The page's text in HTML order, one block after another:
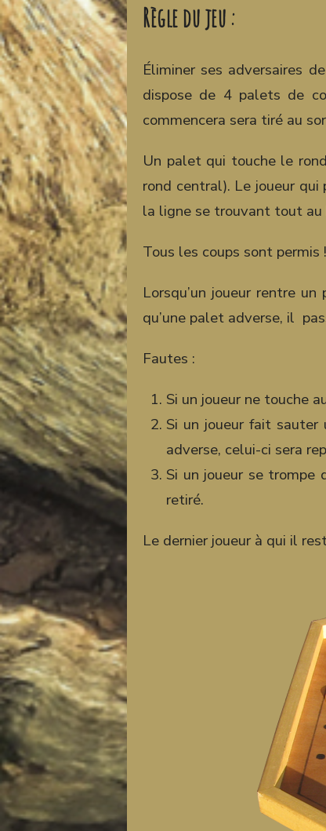
Règle du jeu :
Éliminer ses adversaires
dispose de 4 palets de
commencera sera tiré au
Un palet qui touche le
rond central). Le joueur qui
la ligne se trouvant tout
Tous les coups sont
Lorsqu’un joueur rentre
qu’une palet adverse, il
Fautes :
Si un joueur ne touche
Si un joueur fait sauter
adverse, celui-ci sera
Si un joueur se
retiré.
Le dernier joueur à qui il